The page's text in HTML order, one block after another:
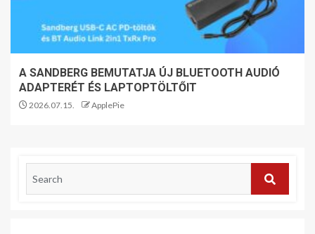
A SANDBERG BEMUTATJA ÚJ BLUETOOTH AUDIÓ
ADAPTERÉT ÉS LAPTOPTÖLTŐIT
2026.07.15. ApplePie